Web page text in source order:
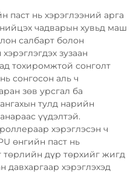
паст нь хэрэглээний арга
чадварын хувьд маш
салбарт болон
зузаан
тохиромжтой сонголт
сонгосон аль ч
зөв урсгал ба
тулд нарийн
үүдэлтэй.
хэрэглэсэн ч
өнгийн паст нь
төрлийн дүр төрхийг жигд
давхаргаар хэрэглэхэд